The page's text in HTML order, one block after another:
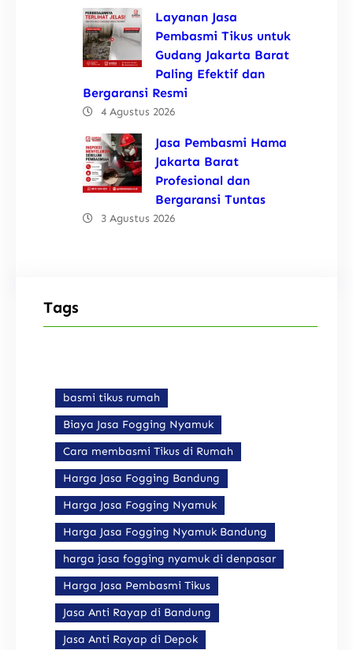
Layanan Jasa
Pembasmi Tikus untuk
Gudang Jakarta Barat
Paling Efektif dan
Bergaransi Resmi
4 Agustus 2026
Jasa Pembasmi Hama
Jakarta Barat
Profesional dan
Bergaransi Tuntas
3 Agustus 2026
Tags
basmi tikus rumah
Biaya Jasa Fogging Nyamuk
Cara membasmi Tikus di Rumah
Harga Jasa Fogging Bandung
Harga Jasa Fogging Nyamuk
Harga Jasa Fogging Nyamuk Bandung
harga jasa fogging nyamuk di denpasar
Harga Jasa Pembasmi Tikus
Jasa Anti Rayap di Bandung
Jasa Anti Rayap di Depok